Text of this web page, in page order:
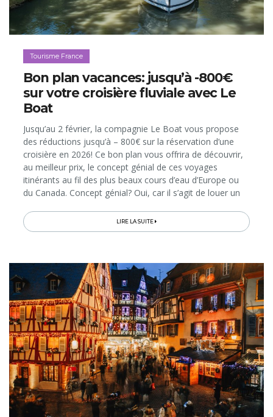
Tourisme France
Bon plan vacances: jusqu’à -800€
sur votre croisière fluviale avec Le
Boat
Jusqu’au 2 février, la compagnie Le Boat vous propose
des réductions jusqu’à – 800€ sur la réservation d’une
croisière en 2026! Ce bon plan vous offrira de découvrir,
au meilleur prix, le concept génial de ces voyages
itinérants au fil des plus beaux cours d’eau d’Europe ou
du Canada. Concept génial? Oui, car il s’agit de louer un
temps...
LIRE LA SUITE